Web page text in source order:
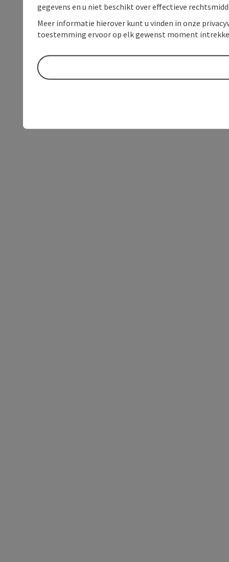
gegevens en u niet beschikt over effectieve
Meer informatie hierover kunt u vinden in onze
toestemming ervoor op elk gewenst moment